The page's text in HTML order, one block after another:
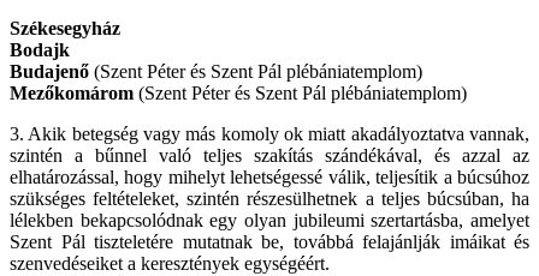
Székesegyház
Bodajk
Budajenő (Szent Péter és Szent Pál plébániatemplom)
Mezőkomárom (Szent Péter és Szent Pál plébániatemplom)
3. Akik betegség vagy más komoly ok miatt akadályoztatva vannak,
szintén a bűnnel való teljes szakítás szándékával, és azzal az
elhatározással, hogy mihelyt lehetségessé válik, teljesítik a búcsúhoz
szükséges feltételeket, szintén részesülhetnek a teljes búcsúban, ha
lélekben bekapcsolódnak egy olyan jubileumi szertartásba, amelyet
Szent Pál tiszteletére mutatnak be, továbbá felajánlják imáikat és
szenvedéseiket a keresztények egységéért.